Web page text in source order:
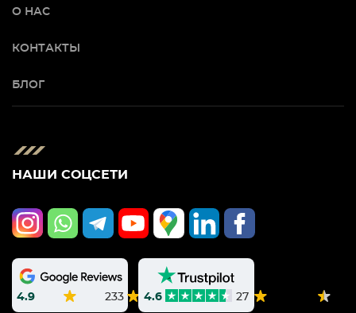
О НАС
КОНТАКТЫ
БЛОГ
НАШИ СОЦСЕТИ
4.9 233 4.6 27